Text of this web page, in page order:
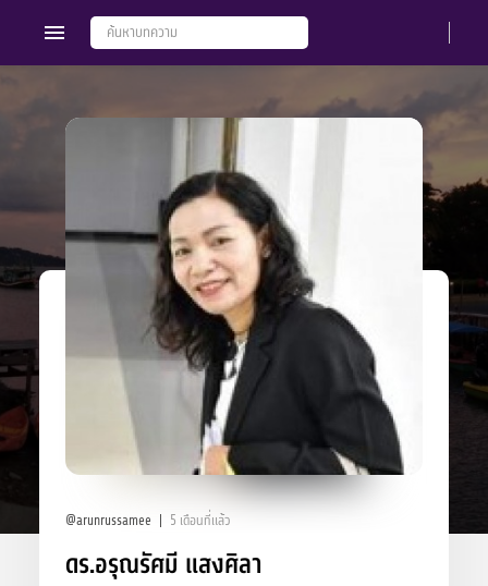
@arunrussamee 5 เดือนที่แล้ว
ดร.อรุณรัศมี แสงศิลา